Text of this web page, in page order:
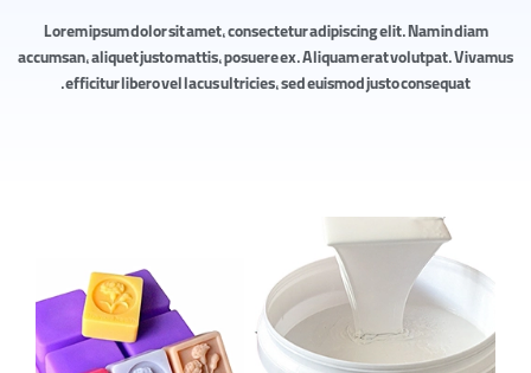
Lorem ipsum dolor sit amet, consectetur adipiscing elit. Nam in diam
accumsan, aliquet justo mattis, posuere ex. Aliquam erat volutpat. Vivamus
efficitur libero vel lacus ultricies, sed euismod justo consequat.